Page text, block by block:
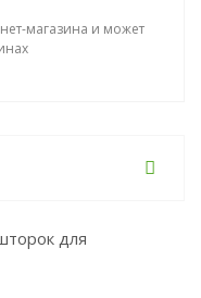
магазина и может
для